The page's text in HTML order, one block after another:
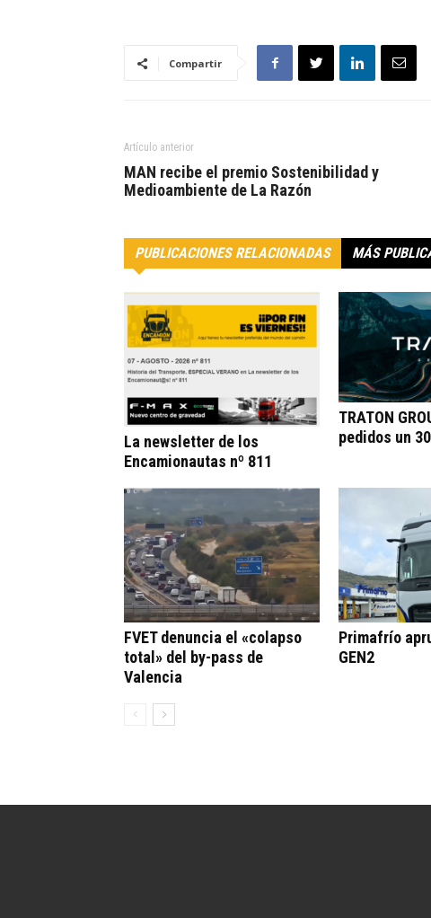
Compartir
Artículo anterior
MAN recibe el premio Sostenibilidad y
Medioambiente de La Razón
PUBLICACIONES RELACIONADAS MÁS
La newsletter de los
Encamionautas nº 811
TRATON
pedidos un
FVET denuncia el «colapso
total» del by-pass de
Valencia
Primafrío
GEN2